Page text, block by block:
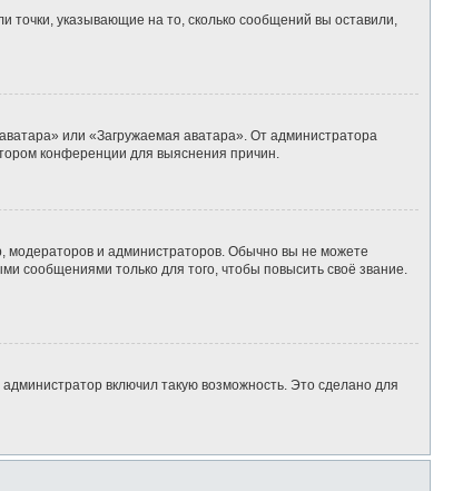
точки, указывающие на то, сколько сообщений вы оставили,
или «Загружаемая аватара». От администратора
конференции для выяснения причин.
и администраторов. Обычно вы не можете
сообщениями только для того, чтобы повысить своё звание.
включил такую возможность. Это сделано для